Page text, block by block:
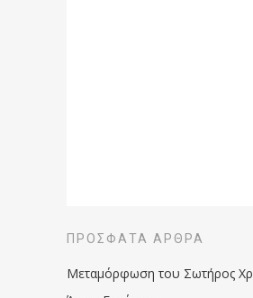
ΠΡΌΣΦΑΤΑ ΆΡΘΡΑ
Μεταμόρφωση του Σωτήρος